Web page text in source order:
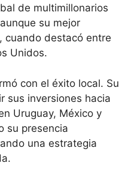
de multimillonarios
su mejor
cuando destacó entre
Unidos.
con el éxito local. Su
sus inversiones hacia
Uruguay, México y
su presencia
una estrategia